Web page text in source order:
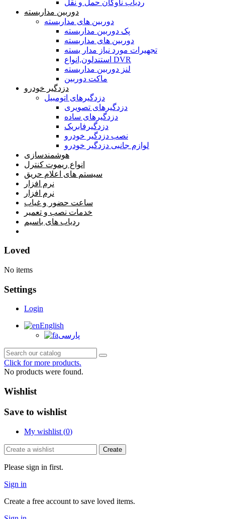
ردیاب ناوگان حمل و نقل
دوربین مداربسته
دوربین های مداربسته
پک دوربین مداربسته
دوربین های مداربسته
تجهیرات مورد نیاز مدار بسته
استندلون,انواع DVR
لنز دوربین مداربسته
ماکت دوربین
دزدگیر خودرو
دزدگیرهای اتومبیل
دزدگیرهای تصویری
دزدگیرهای ساده
دزدگیرفابریک
نصب دزدگیر خودرو
لوازم جانبی دزدگیر خودرو
هوشمندسازی
انواع ریموت کنترل
سیستم های اعلام حریق
نرم افزار
نرم افزار
ساعت حضور و غیاب
خدمات نصب و تعمیر
ردیاب های باسیم
Loved
No items
Settings
Login
English
پارسی
Click for more products.
No products were found.
Wishlist
Save to wishlist
My wishlist (0)
Create
Please sign in first.
Sign in
Create a free account to save loved items.